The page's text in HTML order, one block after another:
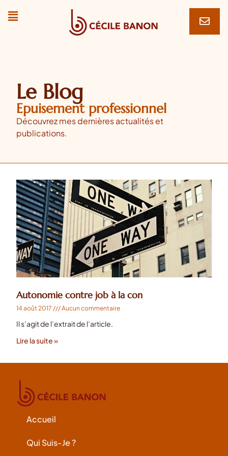
Le Blog
Epuisement professionnel
Découvrez mes dernières actualités et
publications.
Autonomie contre job à la con
14 août 2017 Aucun commentaire
Il s’agit de l’extrait de l’article.
Lire la suite »
Accueil
Qui Suis-Je ?